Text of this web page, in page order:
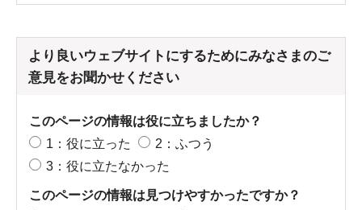
より良いウェブサイトにするためにみなさまのご
意見をお聞かせください
このページの情報は役に立ちましたか？
1：役に立った
2：ふつう
3：役に立たなかった
このページの情報は見つけやすかったですか？